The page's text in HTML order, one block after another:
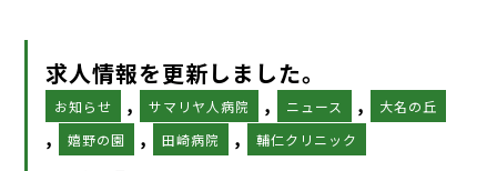
求人情報を更新しました。
お知らせ , サマリヤ人病院 , ニュース , 大名の丘
, 嬉野の園 , 田崎病院 ,
輔仁クリニック